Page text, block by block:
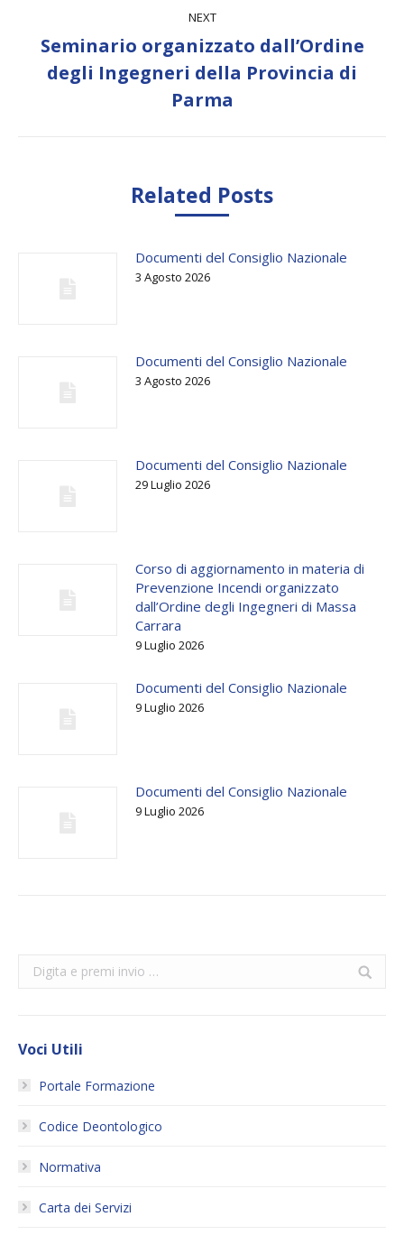
NEXT
Next
Seminario organizzato dall’Ordine
degli Ingegneri della Provincia di
Parma
Related Posts
Documenti del Consiglio Nazionale
3 Agosto 2026
Documenti del Consiglio Nazionale
3 Agosto 2026
Documenti del Consiglio Nazionale
29 Luglio 2026
Corso di aggiornamento in materia di
Prevenzione Incendi organizzato
dall’Ordine degli Ingegneri di Massa
Carrara
9 Luglio 2026
Documenti del Consiglio Nazionale
9 Luglio 2026
Documenti del Consiglio Nazionale
9 Luglio 2026
Search:
Voci Utili
Portale Formazione
Codice Deontologico
Normativa
Carta dei Servizi